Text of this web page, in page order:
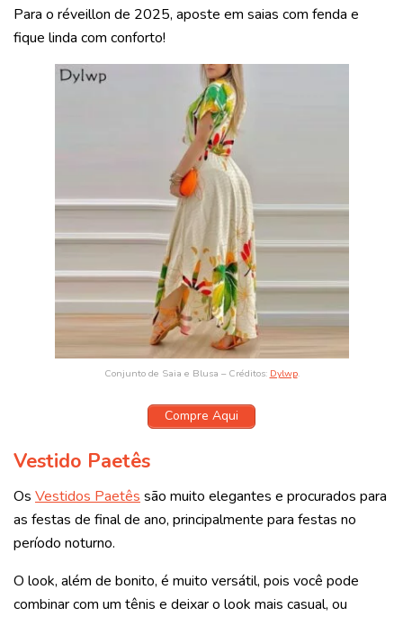
Para o réveillon de 2025, aposte em saias com fenda e
fique linda com conforto!
Conjunto de Saia e Blusa – Créditos: Dylwp.
Compre Aqui
Vestido Paetês
Os Vestidos Paetês são muito elegantes e procurados para
as festas de final de ano, principalmente para festas no
período noturno.
O look, além de bonito, é muito versátil, pois você pode
combinar com um tênis e deixar o look mais casual, ou